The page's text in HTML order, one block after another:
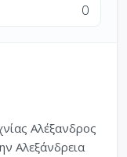
0
Αλέξανδρος
Αλεξάνδρεια